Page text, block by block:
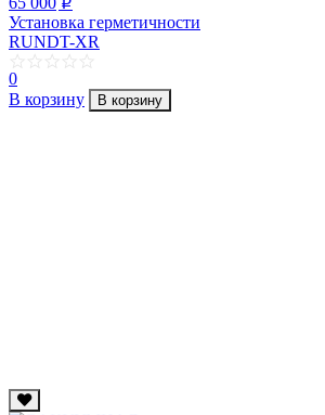
p
Установка герметичности
RUNDT-XR
0
В корзину
В корзину